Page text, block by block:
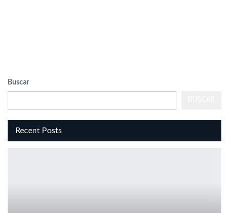
Buscar
Recent Posts